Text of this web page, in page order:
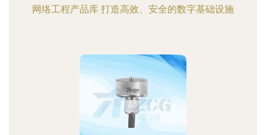
网络工程产品库 打造高效、安全的数字基础设施